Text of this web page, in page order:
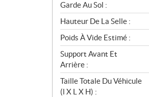
Garde Au Sol :
Hauteur De La Selle :
Poids À Vide Estimé :
Support Avant Et
Arrière :
Taille Totale Du Véhicule
(l X L X H) :